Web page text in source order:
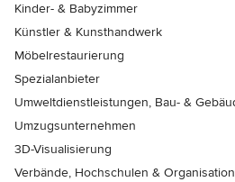
Kinder- & Babyzimmer
Künstler & Kunsthandwerk
Möbelrestaurierung
Spezialanbieter
Umweltdienstleistungen, Bau- &
Umzugsunternehmen
3D-Visualisierung
Verbände, Hochschulen &